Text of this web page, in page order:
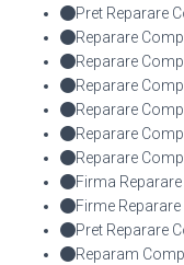
Pret Reparare
Reparare
Reparare
Reparare
Reparare
Reparare
Reparare
Firma
Firme
Pret Reparare
Reparam